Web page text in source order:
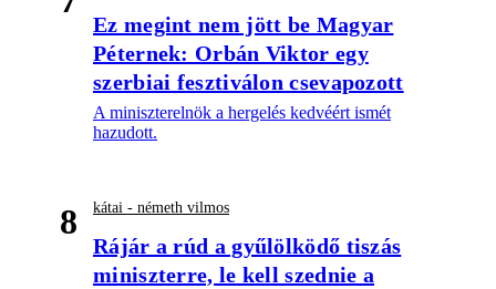
Ez megint nem jött be Magyar
Péternek: Orbán Viktor egy
szerbiai fesztiválon csevapozott
A miniszterelnök a hergelés kedvéért ismét
hazudott.
8 kátai - németh vilmos
Rájár a rúd a gyűlölködő tiszás
miniszterre, le kell szednie a